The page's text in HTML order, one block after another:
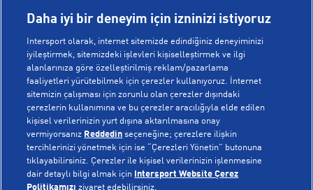
KURUMSAL
Hakkımızda
Mağazalarımız
Bilgi Toplumu Hizmetleri
Gizlilik Politikası
YARDIM
Sipariş Takibi
İptal & İade
POPÜLER KOLEKSİYONLAR
Daha iyi bir deneyim için izninizi istiyoruz
Intersport olarak, internet sitemizde edindiğiniz deneyiminizi
iyileştirmek, sitemizdeki işlevleri kişiselleştirmek ve ilgi
alanlarınıza göre özelleştirilmiş reklam/pazarlama
faaliyetleri yürütebilmek için çerezler kullanıyoruz. İnternet
sitemizin çalışması için zorunlu olan çerezler dışındaki
çerezlerin kullanımına ve bu çerezler aracılığıyla elde edilen
kişisel verilerinizin yurt dışına aktarılmasına onay
vermiyorsanız Reddedin seçeneğine; çerezlere ilişkin
tercihlerinizi yönetmek için ise “Çerezleri Yönetin” butonuna
tıklayabilirsiniz. Çerezler ile kişisel verilerinizin işlenmesine
dair detaylı bilgi almak için
Intersport Website Çerez
Politikamızıziyaret edebilirsiniz.